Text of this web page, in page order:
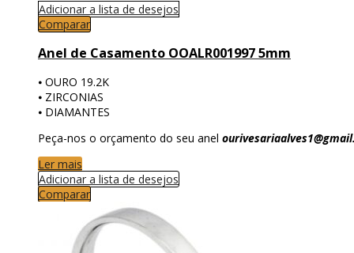
Adicionar a lista de desejos
Comparar
Anel de Casamento OOALR001997 5mm
⦁ OURO 19.2K
⦁ ZIRCONIAS
⦁ DIAMANTES
Peça-nos o orçamento do seu anel
Ler mais
Adicionar a lista de desejos
Comparar